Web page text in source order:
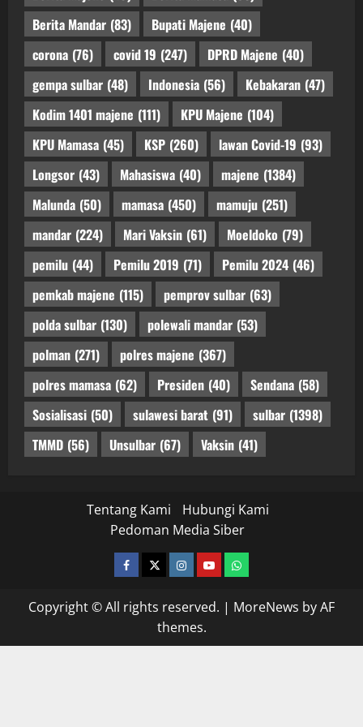
Berita Mandar (83) Bupati Majene (40)
corona (76) covid 19 (247) DPRD Majene (40)
gempa sulbar (48) Indonesia (56) Kebakaran (47)
Kodim 1401 majene (111) KPU Majene (104)
KPU Mamasa (45) KSP (260) lawan Covid-19 (93)
Longsor (43) Mahasiswa (40) majene (1384)
Malunda (50) mamasa (450) mamuju (251)
mandar (224) Mari Vaksin (61) Moeldoko (79)
pemilu (44) Pemilu 2019 (71) Pemilu 2024 (46)
pemkab majene (115) pemprov sulbar (63)
polda sulbar (130) polewali mandar (53)
polman (271) polres majene (367)
polres mamasa (62) Presiden (40) Sendana (58)
Sosialisasi (50) sulawesi barat (91) sulbar (1398)
TMMD (56) Unsulbar (67) Vaksin (41)
Tentang Kami
Hubungi Kami
Pedoman Media Siber
facebooktwitterinstagram.com
youtubewhatsapp
Copyright © All rights reserved. | MoreNews by AF
themes.